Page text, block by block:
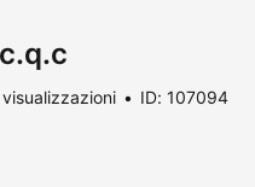
ID: 107094